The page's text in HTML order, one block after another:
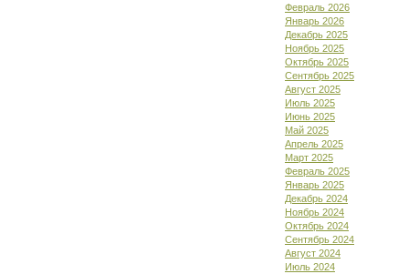
Февраль 2026
Январь 2026
Декабрь 2025
Ноябрь 2025
Октябрь 2025
Сентябрь 2025
Август 2025
Июль 2025
Июнь 2025
Май 2025
Апрель 2025
Март 2025
Февраль 2025
Январь 2025
Декабрь 2024
Ноябрь 2024
Октябрь 2024
Сентябрь 2024
Август 2024
Июль 2024